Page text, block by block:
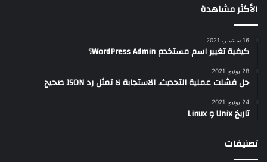
الأكثر مشاهدة
16 سبتمبر، 2021
كيفية تغيير اسم مستخدم WordPress Admin؟
28 يونيو، 2021
حل فشلت عملية التحديث. الاستجابة لا تمثل رد JSON صحيح
24 يونيو، 2021
تاريخ Unix و Linux
تصنيفات